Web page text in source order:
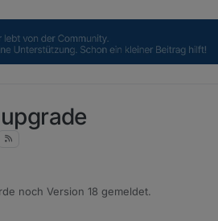
gemacht und da wurde noch Version 18 gemeldet.